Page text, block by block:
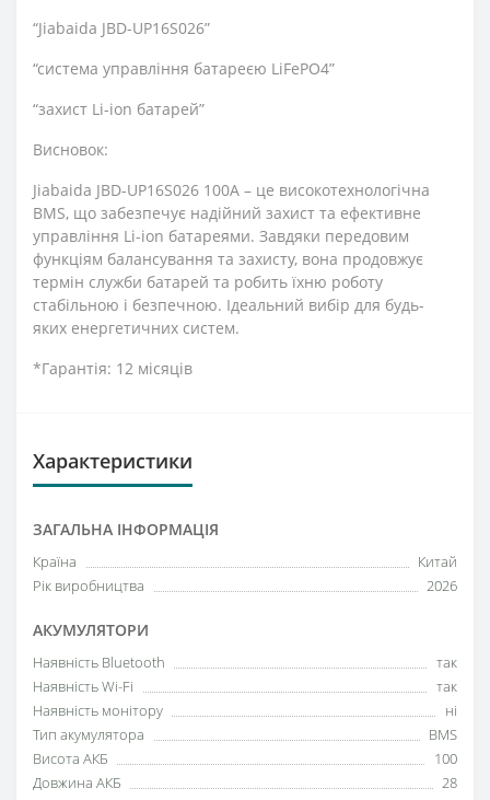
“Jiabaida JBD-UP16S026”
“система управління батареєю LiFePO4”
“захист Li-ion батарей”
Висновок:
Jiabaida JBD-UP16S026 100A – це високотехнологічна
BMS, що забезпечує надійний захист та ефективне
управління Li-ion батареями. Завдяки передовим
функціям балансування та захисту, вона продовжує
термін служби батарей та робить їхню роботу
стабільною і безпечною. Ідеальний вибір для будь-
яких енергетичних систем.
*Гарантія: 12 місяців
Характеристики
ЗАГАЛЬНА ІНФОРМАЦІЯ
Країна
Китай
Рік виробництва
2026
АКУМУЛЯТОРИ
Наявність Bluetooth
так
Наявність Wi-Fi
так
Наявність монітору
ні
Тип акумулятора
BMS
Висота АКБ
100
Довжина АКБ
28